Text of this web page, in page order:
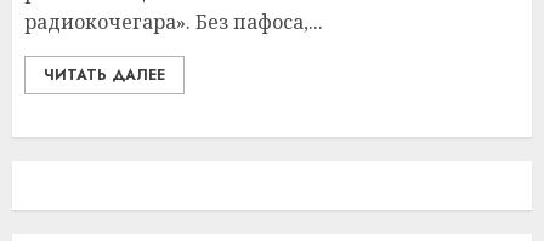
радиокочегара». Без пафоса,...
ЧИТАТЬ ДАЛЕЕ